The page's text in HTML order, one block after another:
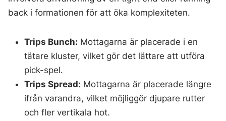
back i formationen för att öka komplexiteten.
Trips Bunch: Mottagarna är placerade i en
tätare kluster, vilket gör det lättare att utföra
pick-spel.
Trips Spread: Mottagarna är placerade längre
ifrån varandra, vilket möjliggör djupare rutter
och fler vertikala hot.